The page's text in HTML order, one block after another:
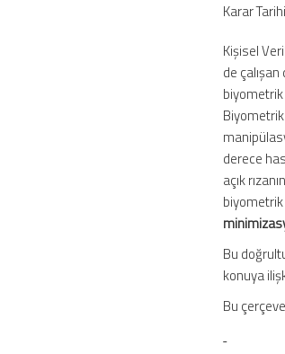
Karar
Kişisel
de
derece
açık
Bu
konuya
Bu